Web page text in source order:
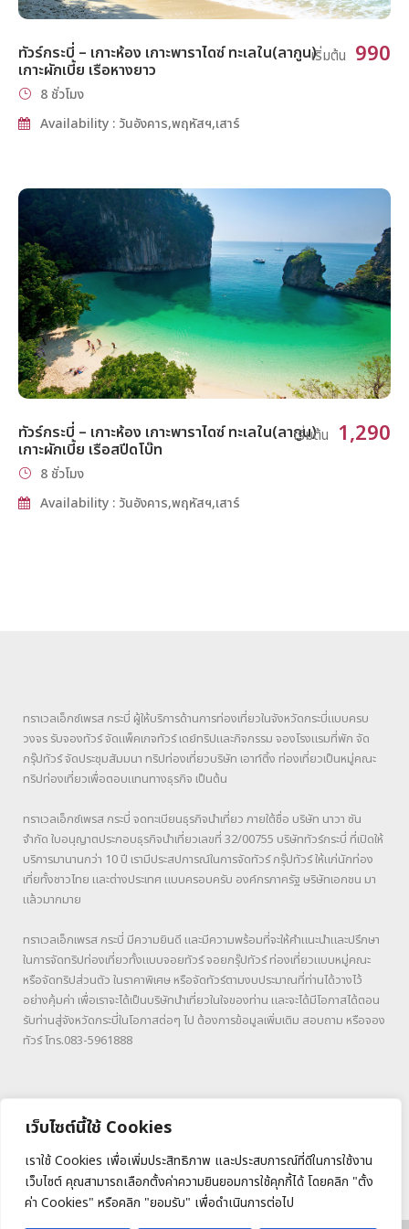
เว็บไซต์นี้ใช้ Cookies
เราใช้ Cookies เพื่อเพิ่มประสิทธิภาพ และประสบการณ์ที่ดีในการใช้งาน
เว็บไซต์ คุณสามารถเลือกตั้งค่าความยินยอมการใช้คุกกี้ได้ โดยคลิก "ตั้ง
ค่า Cookies" หรือคลิก "ยอมรับ" เพื่อดำเนินการต่อไป
ทัวร์กระบี่ – เกาะห้อง เกาะพาราไดซ์ ทะเลใน(ลากูน)
เกาะผักเบี้ย เรือหางยาว
เริ่มต้น 990
8 ชั่วโมง
Availability : วันอังคาร,พฤหัสฯ,เสาร์
ทัวร์กระบี่ – เกาะห้อง เกาะพาราไดซ์ ทะเลใน(ลากูน)
เกาะผักเบี้ย เรือสปีดโบ๊ท
เริ่มต้น 1,290
8 ชั่วโมง
Availability : วันอังคาร,พฤหัสฯ,เสาร์
ทราเวลเอ็กซ์เพรส กระบี่ ผู้ให้บริการด้านการท่องเที่ยวในจังหวัดกระบี่แบบครบ
วงจร รับจองทัวร์ จัดแพ็คเกจทัวร์ เดย์ทริปและกิจกรรม จองโรงแรมที่พัก จัด
กรุ๊ปทัวร์ จัดประชุมสัมมนา ทริปท่องเที่ยวบริษัท เอาท์ติ้ง ท่องเที่ยวเป็นหมู่คณะ
ทริปท่องเที่ยวเพื่อตอบแทนทางธุรกิจ เป็นต้น
ทราเวลเอ็กซ์เพรส กระบี่ จดทะเบียนธุรกิจนำเที่ยว ภายใต้ชื่อ บริษัท นาวา ซัน
จำกัด ใบอนุญาตประกอบธุรกิจนำเที่ยวเลขที่ 32/00755 บริษัททัวร์กระบี่ ที่เปิดให้
บริการมานานกว่า 10 ปี เรามีประสปการณ์ในการจัดทัวร์ กรุ๊ปทัวร์ ให้แก่นักท่อง
เที่ยทั้งชาวไทย และต่างประเทศ แบบครอบครับ องค์กรภาครัฐ ษริษัทเอกชน มา
แล้วมากมาย
ทราเวลเอ็กเพรส กระบี่ มีความยินดี และมีความพร้อมที่จะให้คำแนะนำและปรึกษา
ในการจัดทริปท่องเที่ยวทั้งแบบจอยทัวร์ จอยกรุ๊ปทัวร์ ท่องเที่ยวแบบหมู่คณะ
หรือจัดทริปส่วนตัว ในราคาพิเศษ หรือจัดทัวร์ตามงบประมาณที่ท่านได้วางไว้
อย่างคุ้มค่า เพื่อเราจะได้เป็นบริษัทนำเที่ยวในใจของท่าน และจะได้มีโอกาสได้ตอน
รับท่านสู่จังหวัดกระบี่ในโอกาสต่อๆ ไป ต้องการข้อมูลเพิ่มเติม สอบถาม หรือจอง
ทัวร์ โทร.083-5961888